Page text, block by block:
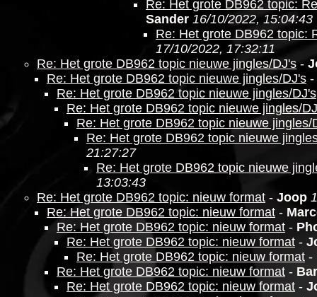
Re: Het grote DB962 topic:
Sander 16/10/2022, 15:04:43
Re: Het grote DB962 topic:
17/10/2022, 17:32:11
Re: Het grote DB962 topic nieuwe jingles/DJ's -
Re: Het grote DB962 topic nieuwe jingles/DJ's -
Re: Het grote DB962 topic nieuwe jingles/DJ's
Re: Het grote DB962 topic nieuwe jingles/
Re: Het grote DB962 topic nieuwe jingles/
Re: Het grote DB962 topic nieuwe
21:27:27
Re: Het grote DB962 topic nieuwe
13:03:43
Re: Het grote DB962 topic: nieuw format - Joop
Re: Het grote DB962 topic: nieuw format -
Re: Het grote DB962 topic: nieuw format -
Re: Het grote DB962 topic: nieuw format -
Re: Het grote DB962 topic: nieuw format -
Re: Het grote DB962 topic: nieuw format -
Re: Het grote DB962 topic: nieuw format -